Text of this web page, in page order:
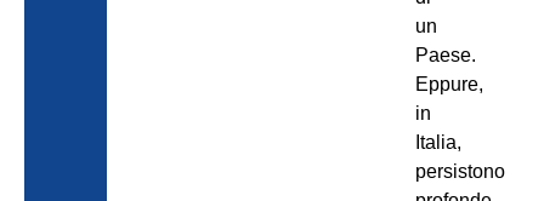
un
Paese.
Eppure,
in
Italia,
persistono